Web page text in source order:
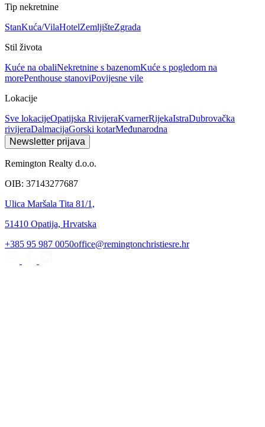
Tip nekretnine
StanKuća/VilaHotelZemljišteZgrada
Stil života
Kuće na obaliNekretnine s bazenomKuće s pogledom na
morePenthouse stanoviPovijesne vile
Lokacije
Sve lokacijeOpatijska RivijeraKvarnerRijekaIstraDubrovačka
rivijeraDalmacijaGorski kotarMeđunarodna
Newsletter prijava
Remington Realty d.o.o.
OIB: 37143277687
Ulica Maršala Tita 81/1,
51410 Opatija, Hrvatska
+385 95 987 0050office@remingtonchristiesre.hr